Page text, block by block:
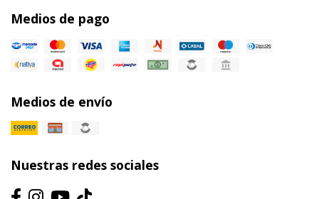
Medios de pago
Medios de envío
Nuestras redes sociales